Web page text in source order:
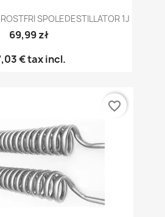
SPOLEDESTILLATOR 1J
69,99 zł
€tax incl.
favorite_border